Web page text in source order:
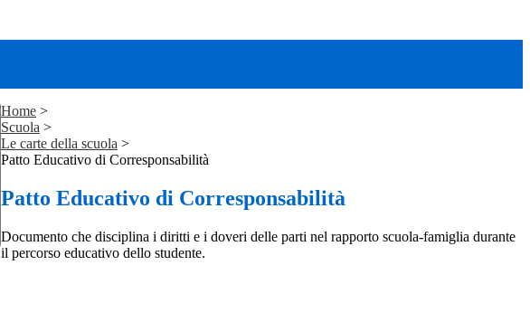
Home >
Scuola >
Le carte della scuola >
Patto Educativo di Corresponsabilità
Patto Educativo di Corresponsabilità
Documento che disciplina i diritti e i doveri delle parti nel rapporto scuola-famiglia durante
il percorso educativo dello studente.